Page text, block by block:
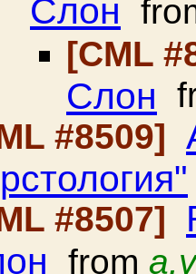
Слон
[CML
Слон
#8509]
#8507]
from